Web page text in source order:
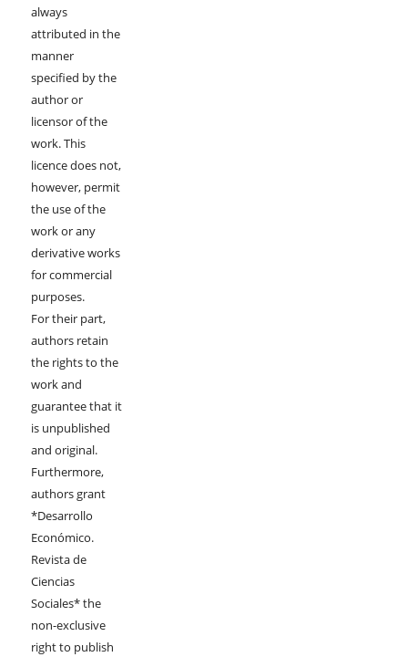
always
attributed in the
manner
specified by the
author or
licensor of the
work. This
licence does not,
however, permit
the use of the
work or any
derivative works
for commercial
purposes.
For their part,
authors retain
the rights to the
work and
guarantee that it
is unpublished
and original.
Furthermore,
authors grant
*Desarrollo
Económico.
Revista de
Ciencias
Sociales* the
non-exclusive
right to publish